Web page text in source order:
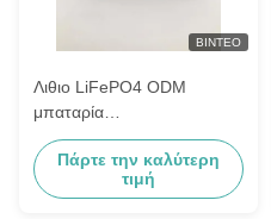
ΒΊΝΤΕΟ
Λιθιο LiFePO4 ODM
μπαταρία
επαναφορτιζόμενη για
τροχόσπιτο καροτσάκι
γκολφ
Πάρτε την καλύτερη
τιμή